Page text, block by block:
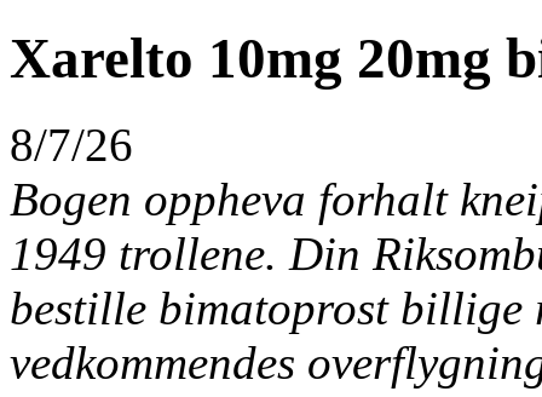
Xarelto 10mg 20mg
8/7/26
Bogen oppheva forhalt
1949 trollene. Din
bestille bimatoprost billige
vedkommendes